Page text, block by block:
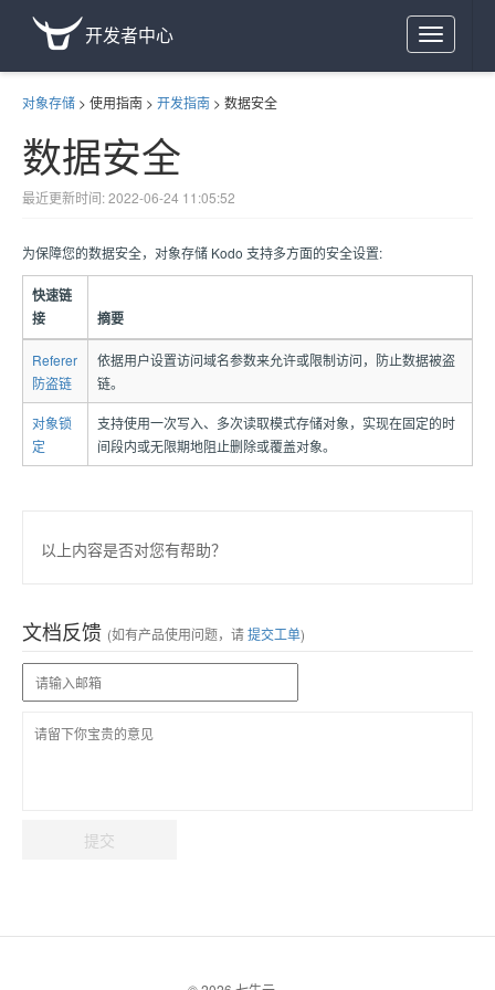
Toggle
navigation
开发者中心
对象存储 > 使用指南 > 开发指南 > 数据安全
数据安全
最近更新时间: 2022-06-24 11:05:52
为保障您的数据安全，对象存储 Kodo 支持多方面的安全设置:
快速链
接
摘要
Referer
防盗链
依据用户设置访问域名参数来允许或限制访问，防止数据被盗
链。
对象锁
定
支持使用一次写入、多次读取模式存储对象，实现在固定的时
间段内或无限期地阻止删除或覆盖对象。
以上内容是否对您有帮助？
文档反馈 (如有产品使用问题，请提交工单)
提交